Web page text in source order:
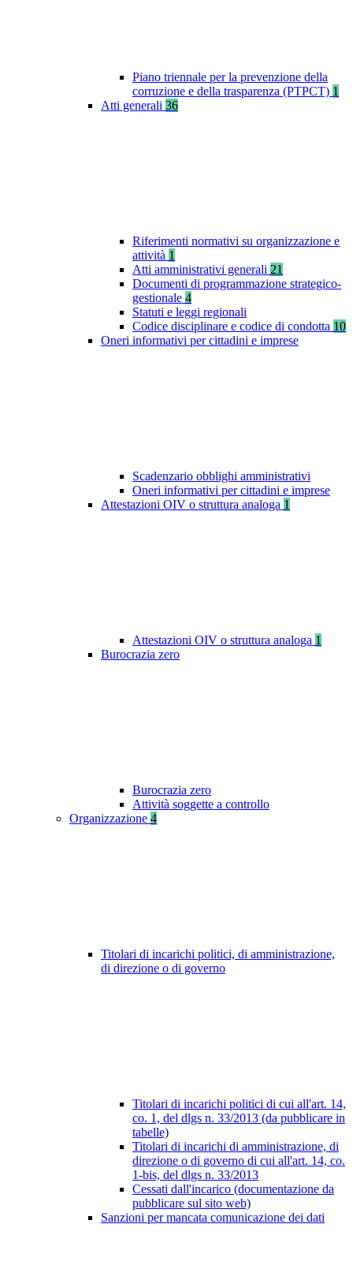
Piano triennale per la prevenzione della
corruzione e della trasparenza (PTPCT) 1
Atti generali 36
Riferimenti normativi su organizzazione e
attività 1
Atti amministrativi generali 21
Documenti di programmazione strategico-
gestionale 4
Statuti e leggi regionali
Codice disciplinare e codice di condotta 10
Oneri informativi per cittadini e imprese
Scadenzario obblighi amministrativi
Oneri informativi per cittadini e imprese
Attestazioni OIV o struttura analoga 1
Attestazioni OIV o struttura analoga 1
Burocrazia zero
Burocrazia zero
Attività soggette a controllo
Organizzazione 4
Titolari di incarichi politici, di amministrazione,
di direzione o di governo
Titolari di incarichi politici di cui all'art. 14,
co. 1, del dlgs n. 33/2013 (da pubblicare in
tabelle)
Titolari di incarichi di amministrazione, di
direzione o di governo di cui all'art. 14, co.
1-bis, del dlgs n. 33/2013
Cessati dall'incarico (documentazione da
pubblicare sul sito web)
Sanzioni per mancata comunicazione dei dati